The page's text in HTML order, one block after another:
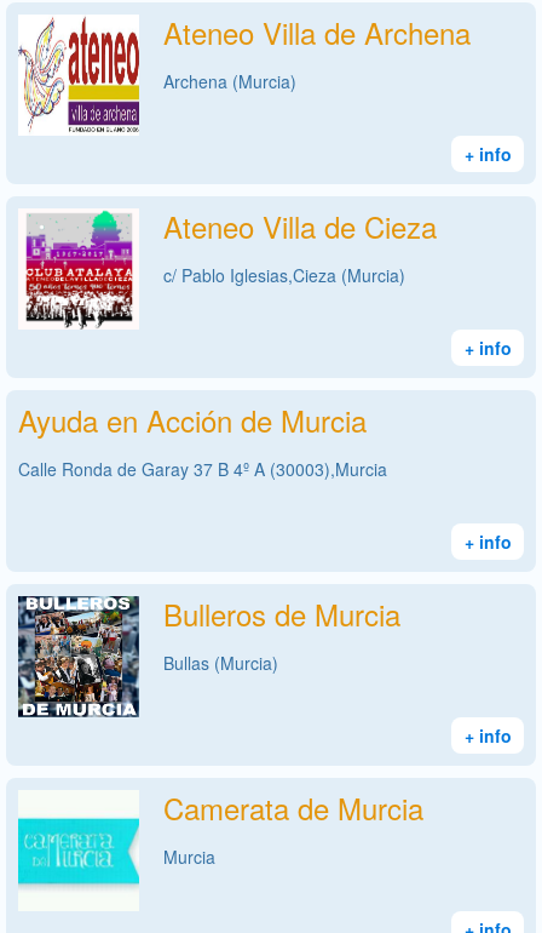
Ateneo Villa de Archena
Archena (Murcia)
+ info
Ateneo Villa de Cieza
c/ Pablo Iglesias,Cieza (Murcia)
+ info
Ayuda en Acción de Murcia
Calle Ronda de Garay 37 B 4º A (30003),Murcia
+ info
Bulleros de Murcia
Bullas (Murcia)
+ info
Camerata de Murcia
Murcia